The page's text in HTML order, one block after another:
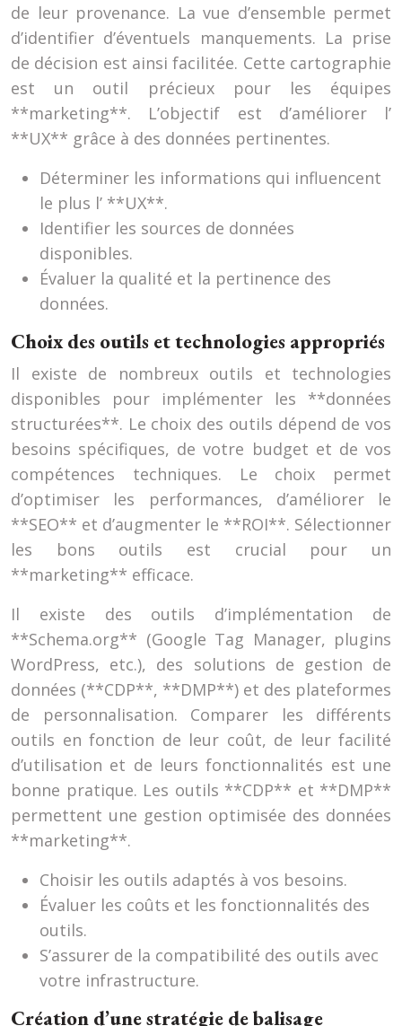
de leur provenance. La vue d’ensemble permet
d’identifier d’éventuels manquements. La prise
de décision est ainsi facilitée. Cette cartographie
est un outil précieux pour les équipes
**marketing**. L’objectif est d’améliorer l’
**UX** grâce à des données pertinentes.
Déterminer les informations qui influencent
le plus l’ **UX**.
Identifier les sources de données
disponibles.
Évaluer la qualité et la pertinence des
données.
Choix des outils et technologies appropriés
Il existe de nombreux outils et technologies
disponibles pour implémenter les **données
structurées**. Le choix des outils dépend de vos
besoins spécifiques, de votre budget et de vos
compétences techniques. Le choix permet
d’optimiser les performances, d’améliorer le
**SEO** et d’augmenter le **ROI**. Sélectionner
les bons outils est crucial pour un
**marketing** efficace.
Il existe des outils d’implémentation de
**Schema.org** (Google Tag Manager, plugins
WordPress, etc.), des solutions de gestion de
données (**CDP**, **DMP**) et des plateformes
de personnalisation. Comparer les différents
outils en fonction de leur coût, de leur facilité
d’utilisation et de leurs fonctionnalités est une
bonne pratique. Les outils **CDP** et **DMP**
permettent une gestion optimisée des données
**marketing**.
Choisir les outils adaptés à vos besoins.
Évaluer les coûts et les fonctionnalités des
outils.
S’assurer de la compatibilité des outils avec
votre infrastructure.
Création d’une stratégie de balisage